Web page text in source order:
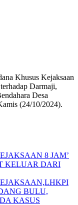
Khusus Kejaksaan
Darmaji,
Desa
(24/10/2024).
8 JAM’
KELUAR DARI
BULU,
KASUS